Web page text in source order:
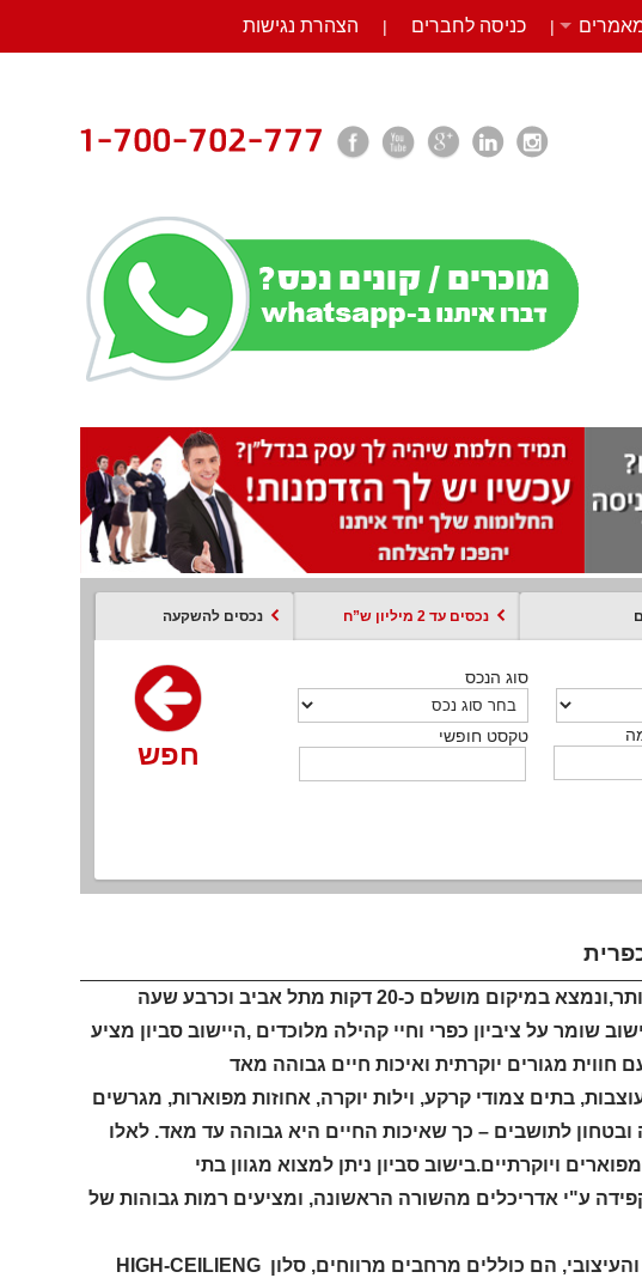
| כניסה לחברים | הצהרת נגישות
נכסים עד 2 מיליון ש”ח נכסים להשקעה
סוג הנכס
טקסט חופשי
חפש
סוג הנכס
טקסט חופשי
חפש
סוג הנכס
טקסט חופשי
חפש
סוג עסקה
טקסט חופשי
חפש חפש
סוג הנכס
חפש
טקסט חופשי
חפש
הישוב סביון נחשב לאחד מהאזורים היקרים והאיכותיים ביותר,ונמצא במיקום מושלם כ-20 דקות מתל אביב וכרבע שעה
על ציביון כפרי וחיי קהילה מלוכדים ,היישוב סביון מציע
מגורים יוקרתית ואיכות חיים גבוהה מאד
בתים צמודי קרקע, וילות יוקרה, אחוזות מפוארות, מגרשים
ובטחון לתושבים – כך שאיכות החיים היא גבוהה עד מאד. לאלו
ויוקרתיים.בישוב סביון ניתן למצוא מגוון בתי
ע"י אדריכלים מהשורה הראשונה, ומציעים רמות גבוהות של
הבתים והאחוזות בסביון מגוונים בגודלם בסגנון האדריכלי והעיצובי, הם כוללים מרחבים מרווחים, סלון HIGH-CEILIENG